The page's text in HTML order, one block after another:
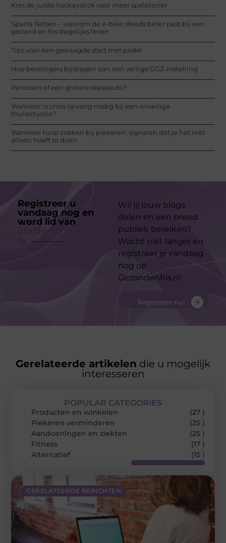
Kies de juiste hockeystick voor meer spelplezier
Sparta fietsen – waarom de e-bike steeds beter past bij een
gezond en fris dagelijks leven
Tips voor een geslaagde start met padel
Hoe beveiligers bijdragen aan een veilige GGZ-instelling
Pensioen of een grotere leaseauto?
Wanneer is crisis opvang nodig bij een onveilige
thuissituatie?
Wanneer hulp zoeken bij piekeren: signalen dat je het niet
alleen hoeft te doen
Registreer u
vandaag nog en
word lid van
Wil jij jouw blogs
delen en een breed
publiek bereiken?
Wacht niet langer en
registreer je vandaag
nog op
Gezondenfris.nl
Registreer nu!
Gerelateerde artikelen die u mogelijk
interesseren
GERELATEERDE BERICHTEN
POPULAR CATEGORIES
Producten en winkelen
(27 )
Piekeren verminderen
(25 )
Aandoeningen en ziekten
(25 )
Fitness
(17 )
Alternatief
(15 )